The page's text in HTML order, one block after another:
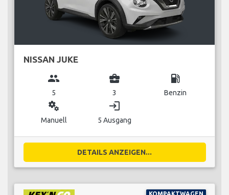
NISSAN JUKE
group
5
business_center
3
local_gas_station
Benzin
miscellaneous_services
Manuell
login
5 Ausgang
DETAILS ANZEIGEN...
KOMPAKTWAGEN